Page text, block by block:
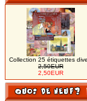
Collection 25 étiquettes
2,50EUR
2,50EUR